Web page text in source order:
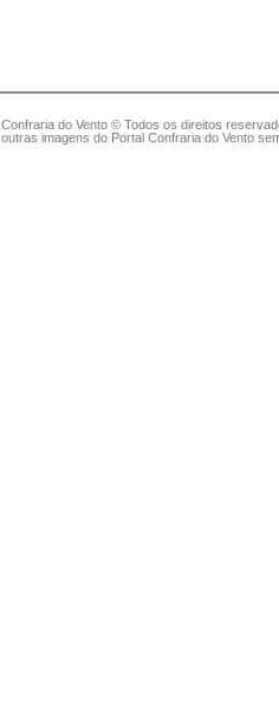
Confraria do Vento © Todos os direitos
outras imagens do Portal Confraria do Vento